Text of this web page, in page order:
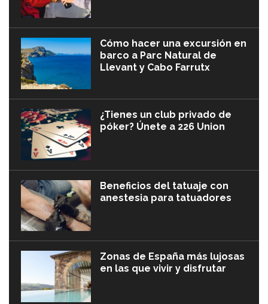
Cómo hacer una excursión en
barco a Parc Natural de
Llevant y Cabo Farrutx
¿Tienes un club privado de
póker? Únete a 226 Union
Beneficios del tatuaje con
anestesia para tatuadores
Zonas de España más lujosas
en las que vivir y disfrutar